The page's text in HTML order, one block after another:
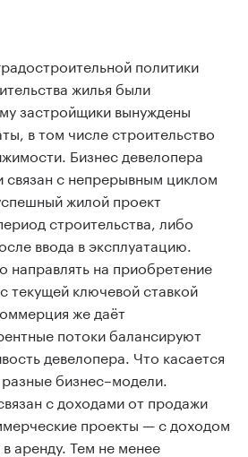
политики
жилья были
застройщики вынуждены
в том числе строительство
Бизнес девелопера
с непрерывным циклом
жилой проект
строительства, либо
ввода в эксплуатацию.
на приобретение
текущей ключевой ставкой
же даёт
потоки балансируют
девелопера. Что касается
бизнес–модели.
с доходами от продажи
проекты — с доходом
аренду. Тем не менее